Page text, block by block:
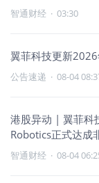
智通财经 · 03:30
翼菲科技更新
公告速递 · 08-04
港股异动 | 翼菲科
Robotics正式达成
智通财经 · 08-04